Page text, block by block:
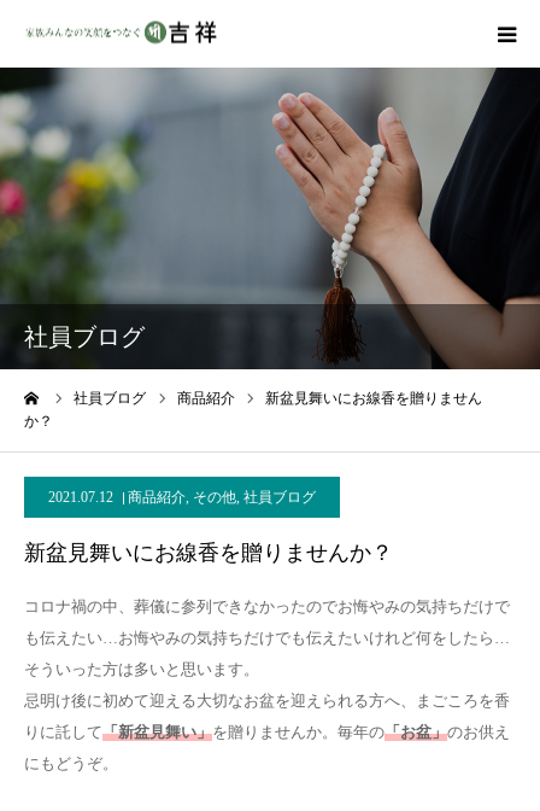
社員ブログ
社員ブログ 商品紹介
新盆見舞いにお線香を贈りません
か？
2021.07.12 商品紹介, その他, 社員ブログ
新盆見舞いにお線香を贈りませんか？
コロナ禍の中、葬儀に参列できなかったのでお悔やみの気持ちだけで
も伝えたい…お悔やみの気持ちだけでも伝えたいけれど何をしたら…
そういった方は多いと思います。
忌明け後に初めて迎える大切なお盆を迎えられる方へ、まごころを香
りに託して「新盆見舞い」を贈りませんか。毎年の「お盆」のお供え
にもどうぞ。
商品ラインナップ
墓地・霊園を探す
吉祥の特徴